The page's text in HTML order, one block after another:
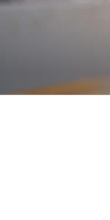
跳